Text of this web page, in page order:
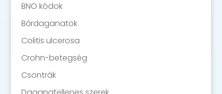
BNO kódok
Bőrdaganatok
Colitis ulcerosa
Crohn-betegség
Csontrák